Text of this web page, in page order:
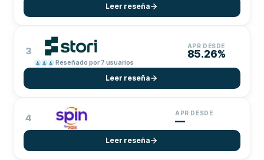
Leer reseña
3
Reseñado por 7 usuarios
APR DESDE
85.26%
Leer reseña
4 APR DESDE
—
Leer reseña